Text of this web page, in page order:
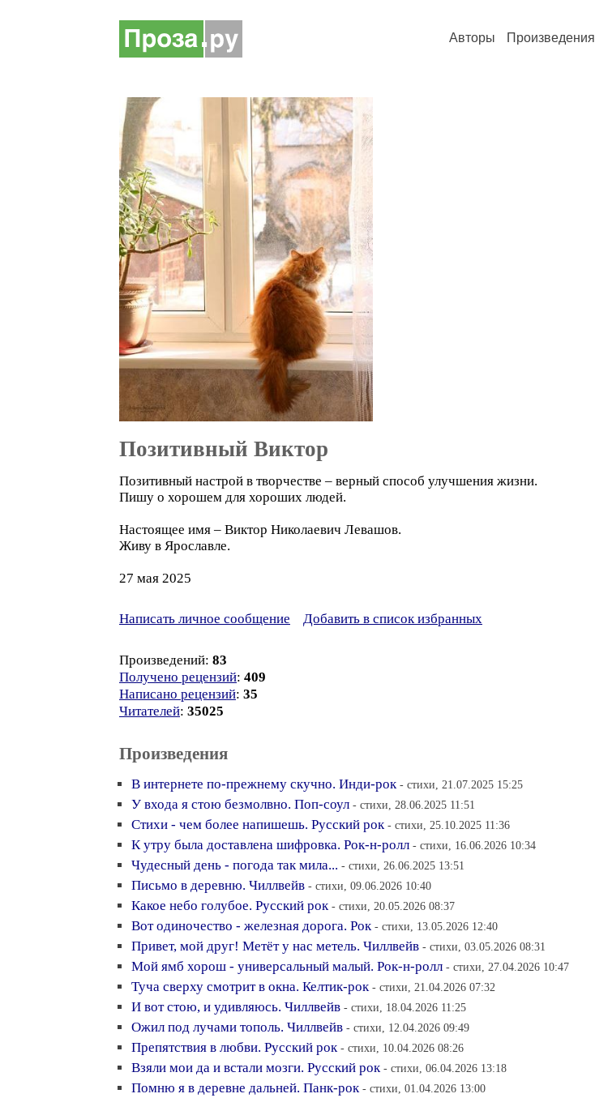
Авторы Произведения
Позитивный Виктор
Позитивный настрой в творчестве – верный способ улучшения жизни.
Пишу о хорошем для хороших людей.
Настоящее имя – Виктор Николаевич Левашов.
Живу в Ярославле.
27 мая 2025
Написать личное сообщение Добавить в список избранных
Произведений: 83
Получено рецензий: 409
Написано рецензий: 35
Читателей: 35025
Произведения
В интернете по-прежнему скучно. Инди-рок - стихи, 21.07.2025 15:25
У входа я стою безмолвно. Поп-соул - стихи, 28.06.2025 11:51
Стихи - чем более напишешь. Русский рок - стихи, 25.10.2025 11:36
К утру была доставлена шифровка. Рок-н-ролл - стихи, 16.06.2026 10:34
Чудесный день - погода так мила... - стихи, 26.06.2025 13:51
Письмо в деревню. Чиллвейв - стихи, 09.06.2026 10:40
Какое небо голубое. Русский рок - стихи, 20.05.2026 08:37
Вот одиночество - железная дорога. Рок - стихи, 13.05.2026 12:40
Привет, мой друг! Метёт у нас метель. Чиллвейв - стихи, 03.05.2026 08:31
Мой ямб хорош - универсальный малый. Рок-н-ролл - стихи, 27.04.2026 10:47
Туча сверху смотрит в окна. Келтик-рок - стихи, 21.04.2026 07:32
И вот стою, и удивляюсь. Чиллвейв - стихи, 18.04.2026 11:25
Ожил под лучами тополь. Чиллвейв - стихи, 12.04.2026 09:49
Препятствия в любви. Русский рок - стихи, 10.04.2026 08:26
Взяли мои да и встали мозги. Русский рок - стихи, 06.04.2026 13:18
Помню я в деревне дальней. Панк-рок - стихи, 01.04.2026 13:00